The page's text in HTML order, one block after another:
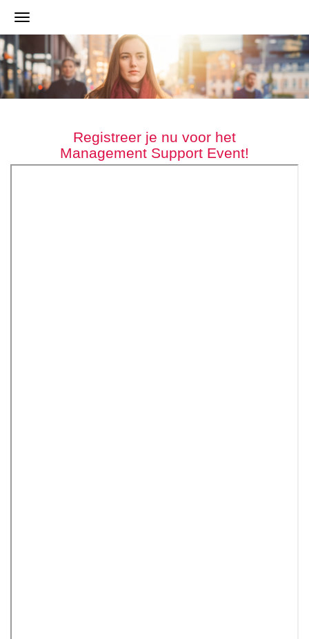
Registreer je nu voor het
Management Support Event!